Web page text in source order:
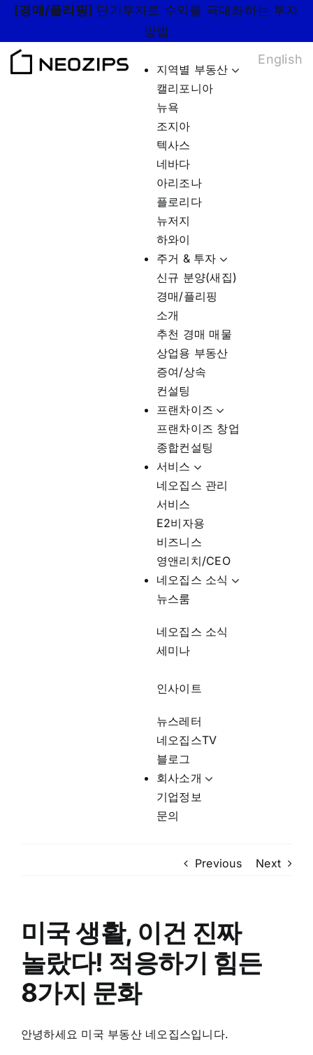
Skip
content
[경매/플리핑] 단기투자로 수익률 극대화하는 투자
방법
지역별 부동산
캘리포니아
뉴욕
조지아
텍사스
네바다
아리조나
플로리다
뉴저지
하와이
주거 & 투자
신규 분양(새집)
경매/플리핑
소개
추천 경매 매물
상업용 부동산
증여/상속
컨설팅
프랜차이즈
프랜차이즈 창업
종합컨설팅
서비스
네오집스 관리
서비스
E2비자용
비즈니스
영앤리치/CEO
네오집스 소식
뉴스룸
네오집스 소식
세미나
인사이트
뉴스레터
네오집스TV
블로그
회사소개
기업정보
문의
English
Previous Next
미국 생활, 이건 진짜
놀랐다! 적응하기 힘든
8가지 문화
안녕하세요 미국 부동산 네오집스입니다.